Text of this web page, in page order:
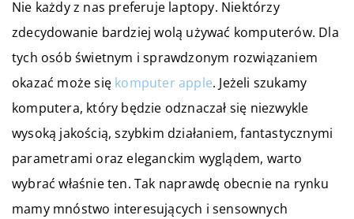
Nie każdy z nas preferuje laptopy. Niektórzy
zdecydowanie bardziej wolą używać komputerów. Dla
tych osób świetnym i sprawdzonym rozwiązaniem
okazać może się komputer apple. Jeżeli szukamy
komputera, który będzie odznaczał się niezwykle
wysoką jakością, szybkim działaniem, fantastycznymi
parametrami oraz eleganckim wyglądem, warto
wybrać właśnie ten. Tak naprawdę obecnie na rynku
mamy mnóstwo interesujących i sensownych